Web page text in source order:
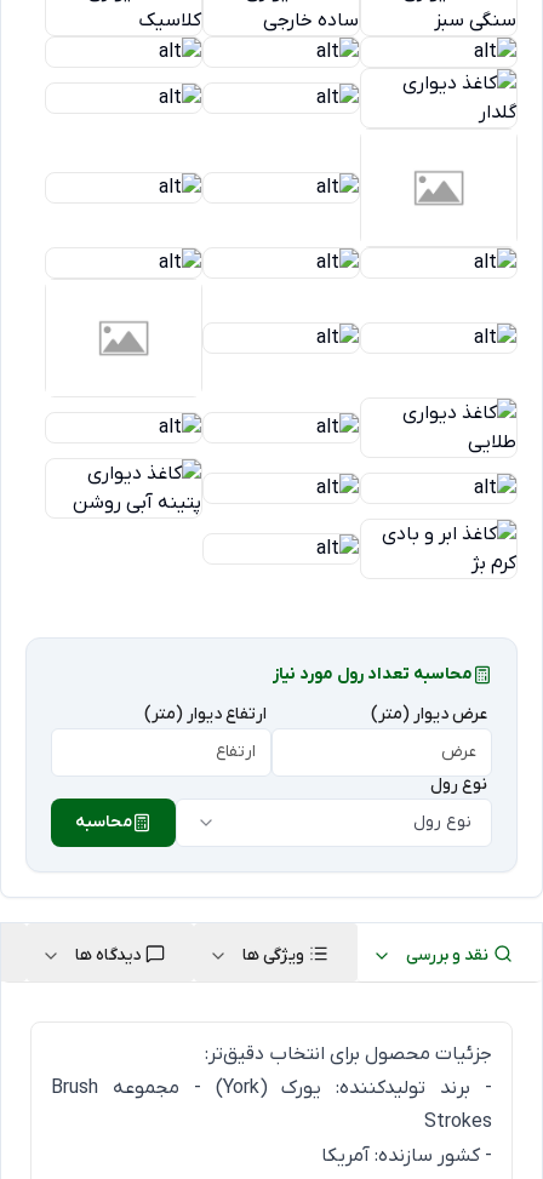
محاسبه تعداد رول مورد نیاز
عرض دیوار (متر)
ارتفاع دیوار (متر)
نوع رول
نوع رول
محاسبه
نقد و بررسی ویژگی ها دیدگاه ها
جزئیات محصول برای انتخاب دقیق‌تر:
- برند تولیدکننده: یورک (York) - مجموعه Brush
Strokes
- کشور سازنده: آمریکا